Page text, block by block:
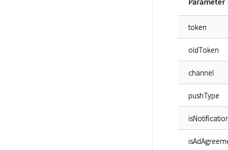
token
oldToken
channel
pushType